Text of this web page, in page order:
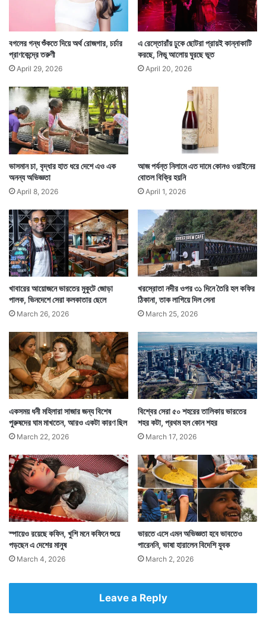
জীবনসঙ্গী করলেন সেরা।
বিশ্বের ইতিহাসে এই প্রথম কেউ তাঁর পছন্দের রংকে বিয়ে
করলেন। কোনও রংয়ের সঙ্গে কোনও মহিলার বিয়েও প্রথম। কিন্তু
লাস ভেগাসে এই বিয়েটা সত্যি।
সেরার সঙ্গে বিয়ে হল গোলাপি রংয়ের। যে বিয়েতে ধুমধামের অভাব
হল না। গত ১ জানুয়ারি বিয়েটা হয়। গোলাপি একটি কেকও কাটেন
সেরা। তারপর বিয়ের ফুল ছুঁড়ে দেন সকলের মাঝে। প্রথাগতভাবে
সেই ফুল লুফে নেন একজন।
বগলের গন্ধ শুঁকতে দিয়ে অর্থ রোজগার, চর্চার
প্রাণকেন্দ্রে তরুণী
April 29, 2026
এ রেস্তোরাঁয় ঢুকে ছোটরা প্রায়ই কান্নাকাটি
করছে, নিভু আলোয় ঘুরছে ভূত
April 20, 2026
ভাসমান চা, বৃদ্ধার হাত ধরে দেশে এও এক
অনন্য অভিজ্ঞতা
April 8, 2026
আজ পর্যন্ত নিলামে এত দামে কোনও ওয়াইনের
বোতল বিক্রি হয়নি
April 1, 2026
খাবারের আয়োজনে ভারতের মুকুটে জোড়া
পালক, ভিনদেশে সেরা কলকাতার ছেলে
March 26, 2026
খরস্রোতা নদীর ওপর ৩১ দিনে তৈরি হল কফির
ঠিকানা, তাক লাগিয়ে দিল সেনা
March 25, 2026
একসময় ধনী মহিলারা সাজার জন্য বিশেষ
পুরুষদের ঘাম মাখতেন, আরও একটা কারণ ছিল
March 22, 2026
বিশ্বের সেরা ৫০ শহরের তালিকায় ভারতের
শহর কটা, প্রথম হল কোন শহর
March 17, 2026
স্পায়েও রয়েছে কফিন, খুশি মনে কফিনে শুয়ে
পড়ছেন এ দেশের মানুষ
March 4, 2026
ভারতে এসে এমন অভিজ্ঞতা হবে ভাবতেও
পারেননি, ভাষা হারালেন বিদেশি যুবক
March 2, 2026
Leave a Reply